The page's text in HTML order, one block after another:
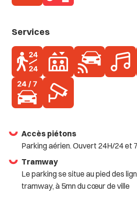
Services
Accès piétons
Parking aérien. Ouvert 24H/24 et
Tramway
Le parking se situe au pied des
tramway, à 5mn du cœur de ville